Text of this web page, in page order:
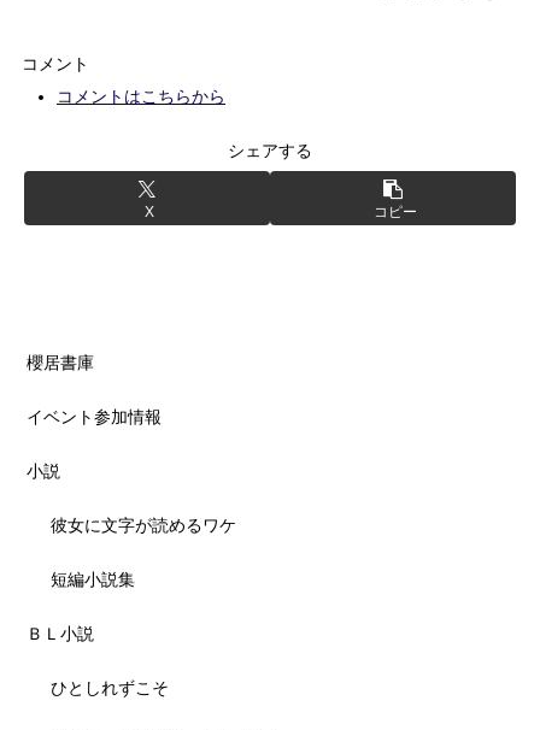
コメント
コメントはこちらから
シェアする
X コピー
櫻居書庫
イベント参加情報
小説
彼女に文字が読めるワケ
短編小説集
ＢＬ小説
ひとしれずこそ